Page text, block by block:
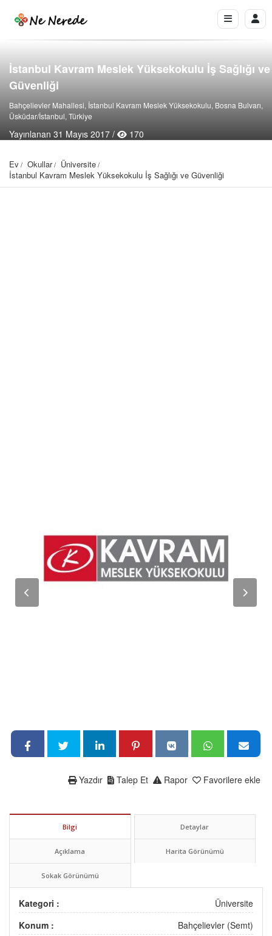
İstanbul Kavram Meslek Yüksekokulu İş Sağlığı ve
Güvenliği
Bahçelievler Mahallesi, İstanbul Kavram Meslek Yüksekokulu, Bosna Bulvarı,
Üsküdar/İstanbul, Türkiye
Yayınlanan 31 Mayıs 2017 / 170
Ev Okullar
Üniversite
İstanbul Kavram Meslek Yüksekokulu İş Sağlığı ve Güvenliği
Favorilere ekle
Rapor
Talep Et
Yazdır
Bilgi Detaylar
Açıklama Harita Görünümü
Sokak Görünümü
Kategori :
Üniversite
Konum :
Bahçelievler (Semt)